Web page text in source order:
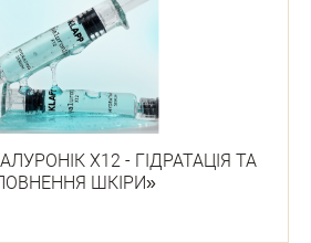
Х12 - ГІДРАТАЦІЯ ТА
ШКІРИ»